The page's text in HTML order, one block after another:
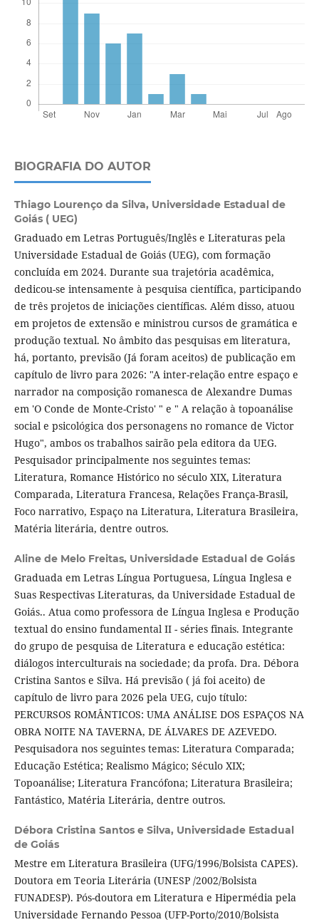
BIOGRAFIA DO AUTOR
Thiago Lourenço da Silva, Universidade Estadual de
Goiás ( UEG)
Graduado em Letras Português/Inglês e Literaturas pela
Universidade Estadual de Goiás (UEG), com formação
concluída em 2024. Durante sua trajetória acadêmica,
dedicou-se intensamente à pesquisa científica, participando
de três projetos de iniciações científicas. Além disso, atuou
em projetos de extensão e ministrou cursos de gramática e
produção textual. No âmbito das pesquisas em literatura,
há, portanto, previsão (Já foram aceitos) de publicação em
capítulo de livro para 2026: "A inter-relação entre espaço e
narrador na composição romanesca de Alexandre Dumas
em 'O Conde de Monte-Cristo' " e " A relação à topoanálise
social e psicológica dos personagens no romance de Victor
Hugo", ambos os trabalhos sairão pela editora da UEG.
Pesquisador principalmente nos seguintes temas:
Literatura, Romance Histórico no século XIX, Literatura
Comparada, Literatura Francesa, Relações França-Brasil,
Foco narrativo, Espaço na Literatura, Literatura Brasileira,
Matéria literária, dentre outros.
Aline de Melo Freitas, Universidade Estadual de Goiás
Graduada em Letras Língua Portuguesa, Língua Inglesa e
Suas Respectivas Literaturas, da Universidade Estadual de
Goiás.. Atua como professora de Língua Inglesa e Produção
textual do ensino fundamental II - séries finais. Integrante
do grupo de pesquisa de Literatura e educação estética:
diálogos interculturais na sociedade; da profa. Dra. Débora
Cristina Santos e Silva. Há previsão ( já foi aceito) de
capítulo de livro para 2026 pela UEG, cujo título:
PERCURSOS ROMÂNTICOS: UMA ANÁLISE DOS ESPAÇOS NA
OBRA NOITE NA TAVERNA, DE ÁLVARES DE AZEVEDO.
Pesquisadora nos seguintes temas: Literatura Comparada;
Educação Estética; Realismo Mágico; Século XIX;
Topoanálise; Literatura Francófona; Literatura Brasileira;
Fantástico, Matéria Literária, dentre outros.
Débora Cristina Santos e Silva, Universidade Estadual
de Goiás
Mestre em Literatura Brasileira (UFG/1996/Bolsista CAPES).
Doutora em Teoria Literária (UNESP /2002/Bolsista
FUNADESP). Pós-doutora em Literatura e Hipermédia pela
Universidade Fernando Pessoa (UFP-Porto/2010/Bolsista